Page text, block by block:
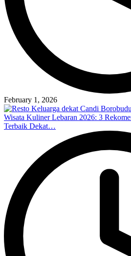
February 1, 2026
Wisata Kuliner Lebaran 2026: 3
Terbaik Dekat…